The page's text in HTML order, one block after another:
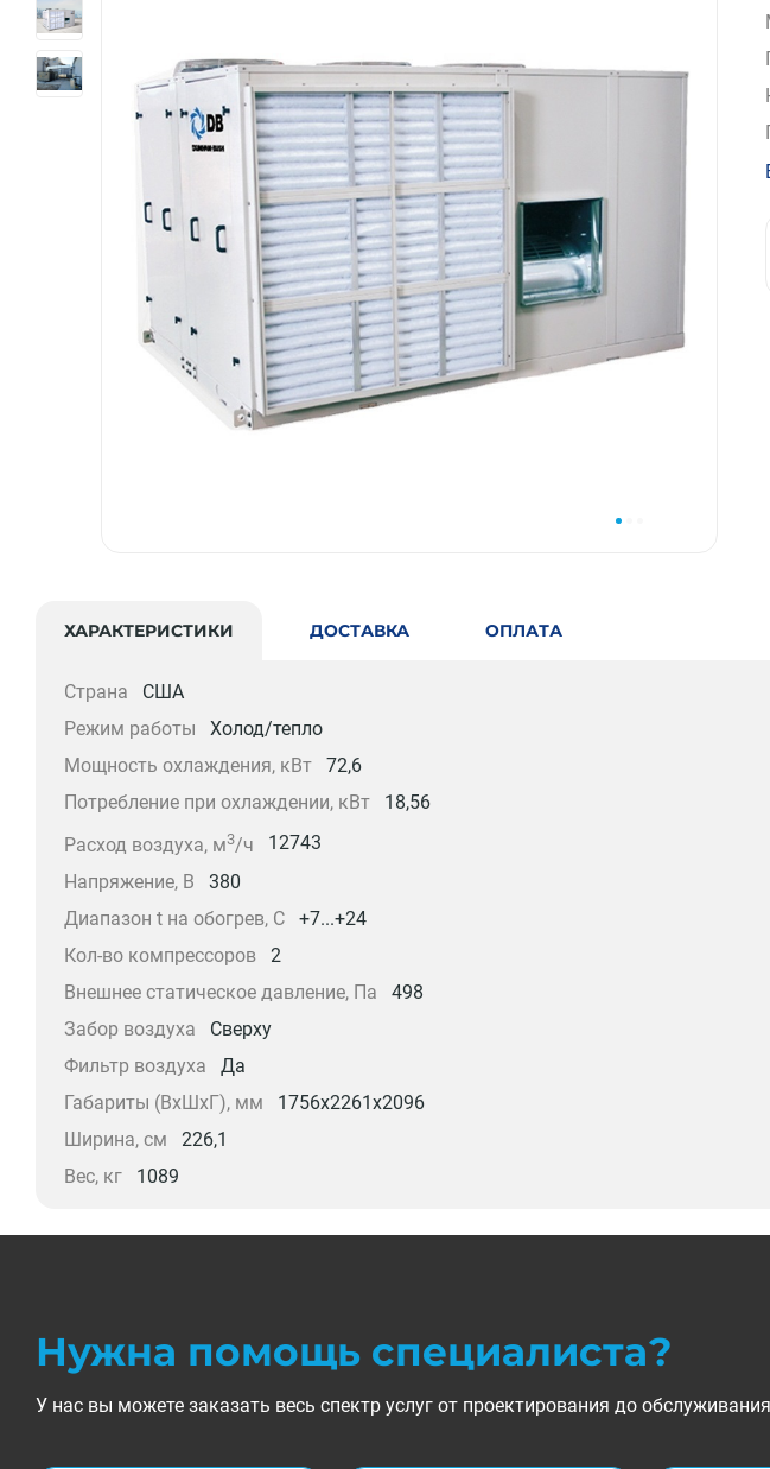
Компрессорно-
Крышные
Прецизионные
Расходные
Инструменты монтажа
Аксессуары для
ХАРАКТЕРИСТИКИ ДОСТАВКА ОПЛАТА
Страна США
Режим работы
Холод/тепло
Мощность охлаждения, кВт
72,6
Потребление при охлаждении, кВт
18,56
Расход воздуха, м3/ч 12743
Напряжение, В
380
Диапазон t на обогрев, С
+7...+24
Кол-во компрессоров
2
Внешнее статическое давление, Па
498
Забор воздуха
Сверху
Фильтр воздуха
Да
Габариты (ВхШхГ), мм
1756х2261х2096
Ширина, см
226,1
Вес, кг
1089
Нужна помощь специалиста?
У нас вы можете заказать весь спектр услуг от проектирования до